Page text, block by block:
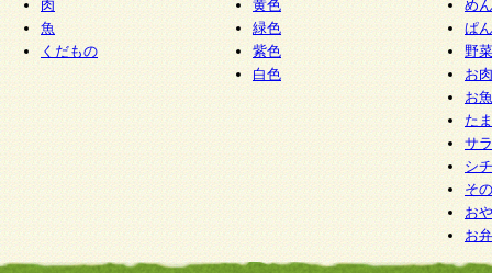
肉
魚
くだもの
黄色
緑色
紫色
白色
めん
ぱん
野
お
お
た
サ
シ
そ
お
お